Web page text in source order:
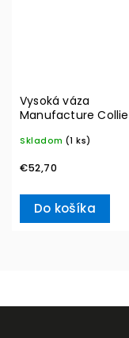
Vysoká váza
Manufacture
& Boch
Skladom (1 ks)
€52,70
Do košíka